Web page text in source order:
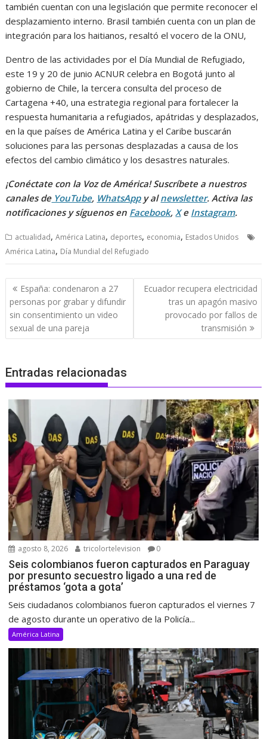
también cuentan con una legislación que permite reconocer el
desplazamiento interno. Brasil también cuenta con un plan de
integración para los haitianos, resaltó el vocero de la ONU,
Dentro de las actividades por el Día Mundial de Refugiado,
este 19 y 20 de junio ACNUR celebra en Bogotá junto al
gobierno de Chile, la tercera consulta del proceso de
Cartagena +40, una estrategia regional para fortalecer la
respuesta humanitaria a refugiados, apátridas y desplazados,
en la que países de América Latina y el Caribe buscarán
soluciones para las personas desplazadas a causa de los
efectos del cambio climático y los desastres naturales.
¡Conéctate con la Voz de América! Suscríbete a nuestros
canales deYouTube, WhatsAppy alnewsletter. Activa las
notificaciones y síguenos en Facebook,Xe Instagram.
actualidad,América Latina, deportes, economia, Estados Unidos
América Latina, Día Mundial del Refugiado
Navegación
de
entradas
España: condenaron a 27
personas por grabar y difundir
sin consentimiento un video
sexual de una pareja
Ecuador recupera electricidad
tras un apagón masivo
provocado por fallos de
transmisión
Entradas relacionadas
agosto 8, 2026 tricolortelevision 0
Seis colombianos fueron capturados en Paraguay
por presunto secuestro ligado a una red de
préstamos ‘gota a gota’
Seis ciudadanos colombianos fueron capturados el viernes 7
de agosto durante un operativo de la Policía...
América Latina